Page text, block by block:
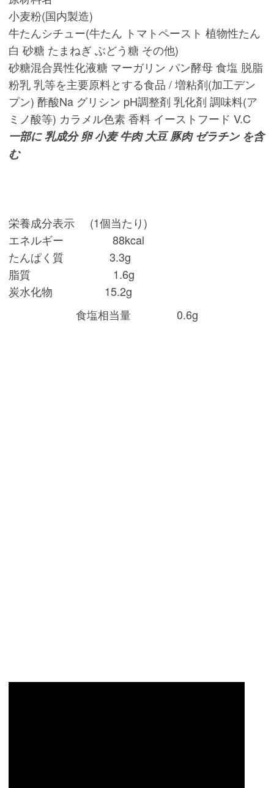
小麦粉(国内製造)
牛たんシチュー(牛たん トマトペースト 植物性たん
白 砂糖 たまねぎ ぶどう糖 その他)
砂糖混合異性化液糖 マーガリン パン酵母 食塩 脱脂
粉乳 乳等を主要原料とする食品 / 増粘剤(加工デン
プン) 酢酸Na グリシン pH調整剤 乳化剤 調味料(ア
ミノ酸等) カラメル色素 香料 イーストフード V.C
一部に 乳成分 卵 小麦 牛肉 大豆 豚肉 ゼラチン を含
む
栄養成分表示 (1個当たり)
エネルギー 88kcal
たんぱく質 3.3g
脂質 1.6g
炭水化物 15.2g
食塩相当量 0.6g